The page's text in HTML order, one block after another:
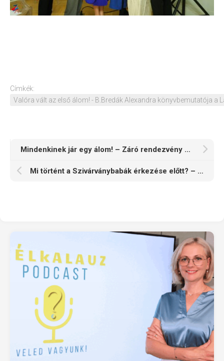
Címkék:
Valóra vált az első álom! - B.Bredák Alexandra könyvbemutatója a
Mindenkinek jár egy álom! – Záró rendezvény a Budaörsi Tanodában
Mi történt a Szivárványbabák érkezése előtt? – Hamarosan kiderül